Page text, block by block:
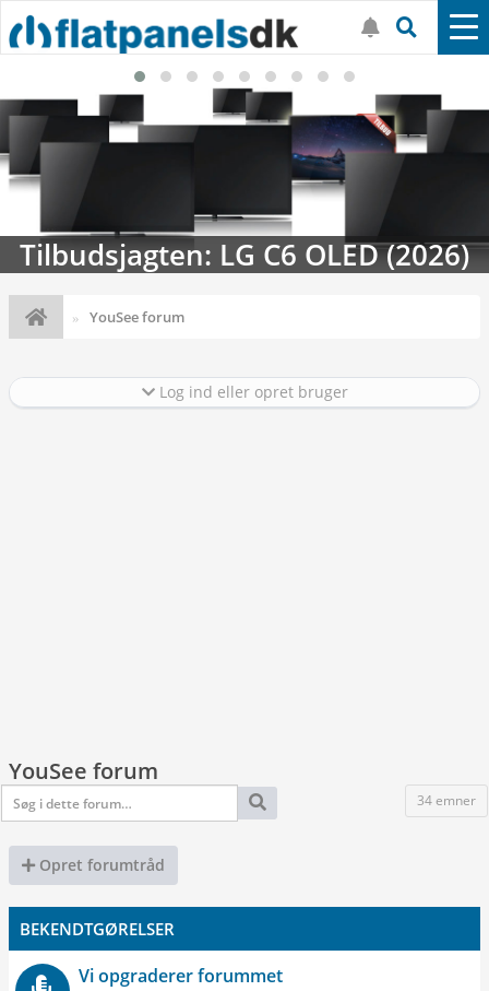
Streaming-kalenderen: Nyt i
YouSee forum
Log ind eller opret bruger
YouSee forum
34 emner
Opret forumtråd
BEKENDTGØRELSER
Vi opgraderer forummet